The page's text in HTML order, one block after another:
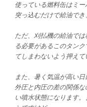
使っている燃料缶はミー
突っ込むだけで給油でき
ただ、刈払機の給油で
る必要があるこのタン
てしまわないよう押えて
また、暑く気温が高い
外圧と内圧の差の関係
い噴水状態になります